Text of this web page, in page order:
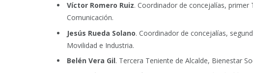
Víctor Romero Ruiz. Coordinador de concejalías,
Comunicación.
Jesús Rueda Solano. Coordinador de concejalías,
Movilidad e Industria.
Belén Vera Gil. Tercera Teniente de Alcalde, Bienestar